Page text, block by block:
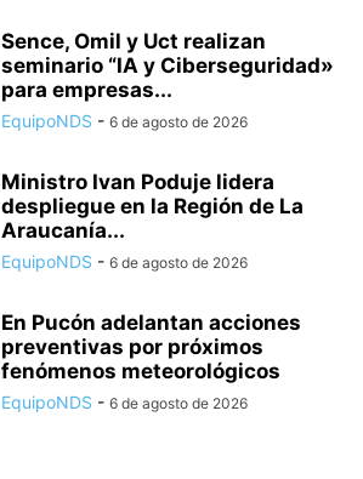
Sence, Omil y Uct realizan
seminario “IA y Ciberseguridad»
para empresas...
EquipoNDS - 6 de agosto de 2026
Ministro Ivan Poduje lidera
despliegue en la Región de La
Araucanía...
EquipoNDS - 6 de agosto de 2026
En Pucón adelantan acciones
preventivas por próximos
fenómenos meteorológicos
EquipoNDS - 6 de agosto de 2026